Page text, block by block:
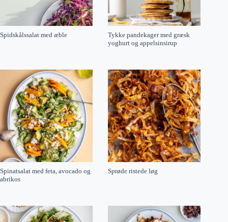
Spidskålssalat med æble
Tykke pandekager med græsk
yoghurt og appelsinsirup
Spinatsalat med feta, avocado og
abrikos
Sprøde ristede løg